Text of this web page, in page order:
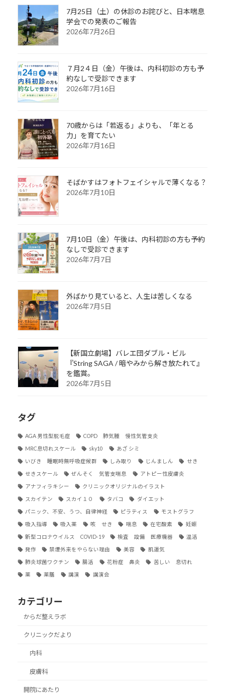
7月25日（土）の休診のお詫びと、日本喘息
学会での発表のご報告
2026年7月26日
７月2４日（金）午後は、内科初診の方も予
約なしで受診できます
2026年7月16日
70歳からは「若返る」よりも、「年とる
力」を育てたい
2026年7月16日
そばかすはフォトフェイシャルで薄くなる？
2026年7月10日
7月10日（金）午後は、内科初診の方も予約
なしで受診できます
2026年7月7日
外ばかり見ていると、人生は苦しくなる
2026年7月5日
【新国立劇場】バレエ団ダブル・ビル
『String SAGA / 暗やみから解き放たれて』
を鑑賞。
2026年7月5日
タグ
AGA 男性型脱毛症 COPD 肺気腫 慢性気管支炎
MRC息切れスケール sky10 あざ シミ
いびき 睡眠時無呼吸症候群 しみ取り じんましん せき
せきスケール ぜんそく 気管支喘息 アトピー性皮膚炎
アナフィラキシー クリニックオリジナルのイラスト
スカイテン スカイ１０ タバコ ダイエット
パニック、不安、うつ、自律神経 ピラティス モストグラフ
吸入指導 吸入薬 咳 せき 喘息 在宅酸素 妊娠
新型コロナウイルス COVID-19 検査 設備 医療機器 温活
発作 禁煙外来をやらない理由 美容 肌運気
肺炎球菌ワクチン 腸活 花粉症 鼻炎 苦しい 息切れ
薬 薬膳 講演 講演会
カテゴリー
からだ整えラボ
クリニックだより
内科
皮膚科
開院にあたり